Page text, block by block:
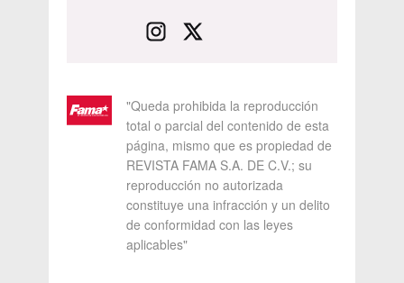
"Queda prohibida la reproducción
total o parcial del contenido de esta
página, mismo que es propiedad de
REVISTA FAMA S.A. DE C.V.; su
reproducción no autorizada
constituye una infracción y un delito
de conformidad con las leyes
aplicables"